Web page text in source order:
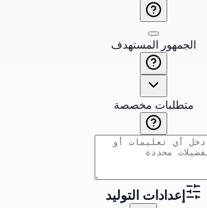
الجمهور المستهدف
متطلبات مخصصة
إعدادات التوليد